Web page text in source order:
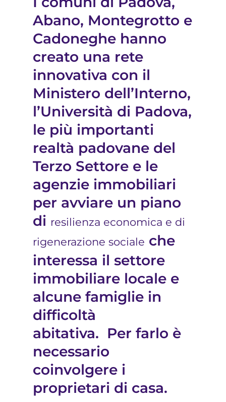
Abano, Montegrotto e
Cadoneghe hanno
creato una rete
innovativa con il
Ministero dell’Interno,
l’Università di Padova,
le più importanti
realtà padovane del
Terzo Settore e le
agenzie immobiliari
per avviare un piano
di resilienza economica e di
rigenerazione sociale che
interessa il settore
immobiliare locale e
alcune famiglie in
difficoltà
abitativa. Per farlo è
necessario
coinvolgere i
proprietari di casa.